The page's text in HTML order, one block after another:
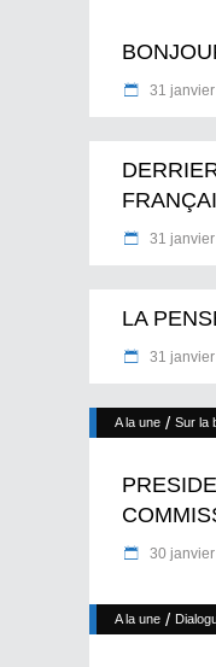
31
31
LA
31
A la une / Sur la
30
A la une /